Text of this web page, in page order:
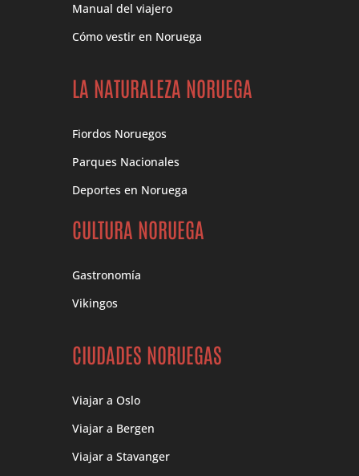
Manual del viajero
Cómo vestir en Noruega
LA NATURALEZA NORUEGA
Fiordos Noruegos
Parques Nacionales
Deportes en Noruega
CULTURA NORUEGA
Gastronomía
Vikingos
CIUDADES NORUEGAS
Viajar a Oslo
Viajar a Bergen
Viajar a Stavanger